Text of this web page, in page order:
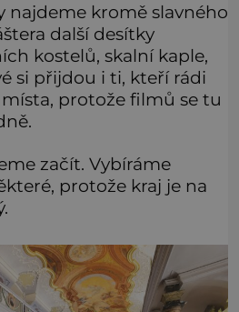
najdeme kromě slavného
další desítky
kostelů, skalní kaple,
si přijdou i ti, kteří rádi
protože filmů se tu
začít. Vybíráme
protože kraj je na